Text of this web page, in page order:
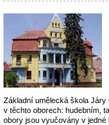
Základní umělecká škola
v těchto oborech: hudebním,
obory jsou vyučovány v jedné